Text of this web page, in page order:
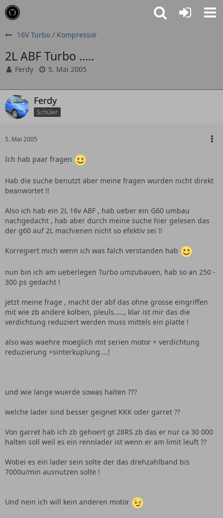
16V Turbo / Kompressor
2L ABF Turbo .....
Ferdy 5. Mai 2005
Ferdy
Schüler
5. Mai 2005
Ich hab paar fragen
Hab die suche benutzt aber meine fragen wurden nicht direkt
beanwortet !!
Also ich hab ein 2L 16v ABF , hab ueber ein G60 umbau
nachgedacht , hab aber durch meine suche hier gelesen das
der g60 auf 2L machienen nicht so efektiv sei !!
Korregiert mich wenn ich was falch verstanden hab
nun bin ich am ueberlegen Turbo umzubauen, hab so an 250 -
300 ps gedacht !
jetzt meine frage , macht der abf das ohne grosse eingriffen
mit wie zb andere kolben, pleuls....., klar ist mir das die
verdichtung reduziert werden muss mittels ein platte !
also was waehre moeglich mit serien motor + verdichtung
reduzierung +sinterkuplung....!
und wie lange wuerde sowas halten ???
welche lader sind besser geignet KKK oder garret ??
Von garret hab ich zb gehoert gt 28RS zb das er nur ca 30 000
halten soll weil es ein rennlader ist wenn er am limit leuft ??
Wobei es ein lader sein solte der das drehzahlband bis
7000u/min ausnutzen solte !
Und nein ich will kein anderen motor